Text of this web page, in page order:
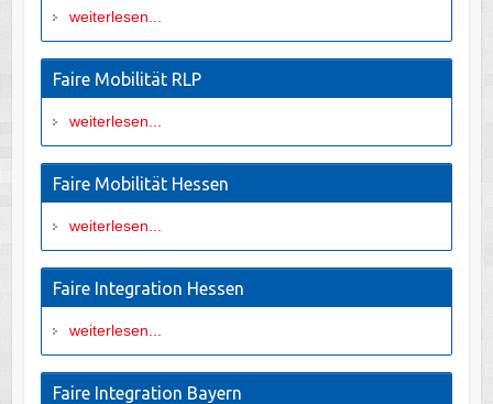
weiterlesen...
Faire Mobilität RLP
weiterlesen...
Faire Mobilität Hessen
weiterlesen...
Faire Integration Hessen
weiterlesen...
Faire Integration Bayern